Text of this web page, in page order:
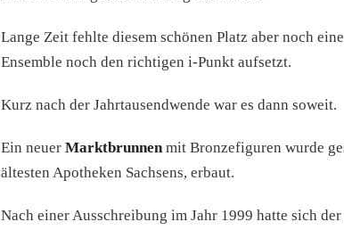
Lange Zeit fehlte diesem schönen Platz aber noch
Ensemble noch den richtigen i-Punkt aufsetzt.
Kurz nach der Jahrtausendwende war es dann soweit.
Ein neuer Marktbrunnenmit Bronzefiguren wurde
ältesten Apotheken Sachsens, erbaut.
Nach einer Ausschreibung im Jahr 1999 hatte sich